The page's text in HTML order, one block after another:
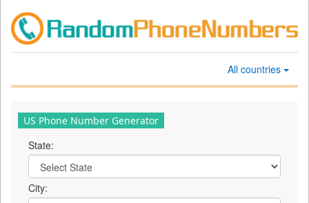
All countries
US Phone Number Generator
State:
City: